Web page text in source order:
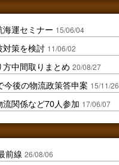
運セミナー 15/06/04
対策を検討 11/06/02
中間取りまとめ 20/08/27
後の物流政策答申案 15/11/26
関係など70人参加 17/06/07
前線 26/08/06